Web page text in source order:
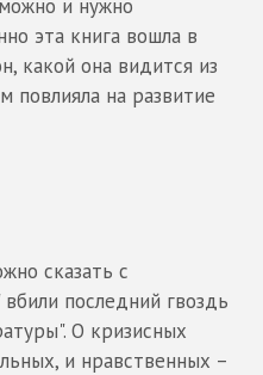
и нужно
эта книга вошла в
какой она видится из
повлияла на развитие
сказать с
последний гвоздь
О кризисных
и нравственных –